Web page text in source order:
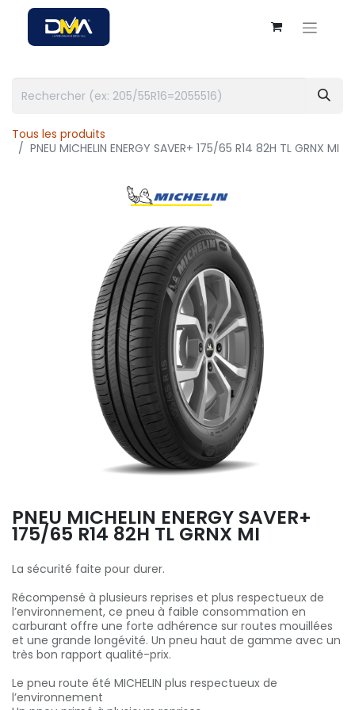
Tous les produits
PNEU MICHELIN ENERGY SAVER+ 175/65 R14 82H TL GRNX MI
PNEU MICHELIN ENERGY SAVER+
175/65 R14 82H TL GRNX MI
La sécurité faite pour durer.
Récompensé à plusieurs reprises et plus respectueux de
l’environnement, ce pneu à faible consommation en
carburant offre une forte adhérence sur routes mouillées
et une grande longévité. Un pneu haut de gamme avec un
très bon rapport qualité-prix.
Le pneu route été MICHELIN plus respectueux de
l’environnement